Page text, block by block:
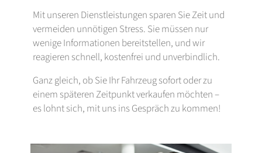
Mit unseren Dienstleistungen sparen Sie Zeit und
vermeiden unnötigen Stress. Sie müssen nur
wenige Informationen bereitstellen, und wir
reagieren schnell, kostenfrei und unverbindlich.
Ganz gleich, ob Sie Ihr Fahrzeug sofort oder zu
einem späteren Zeitpunkt verkaufen möchten –
es lohnt sich, mit uns ins Gespräch zu kommen!